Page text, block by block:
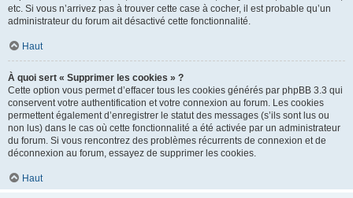
etc. Si vous n’arrivez pas à trouver cette case à cocher, il est probable qu’un
administrateur du forum ait désactivé cette fonctionnalité.
Haut
À quoi sert « Supprimer les cookies » ?
Cette option vous permet d’effacer tous les cookies générés par phpBB 3.3 qui
conservent votre authentification et votre connexion au forum. Les cookies
permettent également d’enregistrer le statut des messages (s’ils sont lus ou
non lus) dans le cas où cette fonctionnalité a été activée par un administrateur
du forum. Si vous rencontrez des problèmes récurrents de connexion et de
déconnexion au forum, essayez de supprimer les cookies.
Haut